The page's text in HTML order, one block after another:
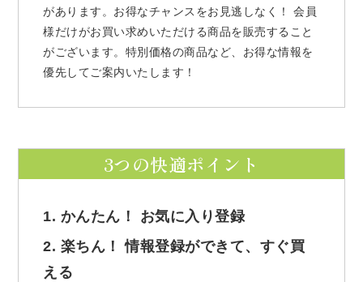
があります。お得なチャンスをお見逃しなく！ 会員
様だけがお買い求めいただける商品を販売すること
がございます。特別価格の商品など、お得な情報を
優先してご案内いたします！
3つの快適ポイント
1. かんたん！ お気に入り登録
2. 楽ちん！ 情報登録ができて、すぐ買
える